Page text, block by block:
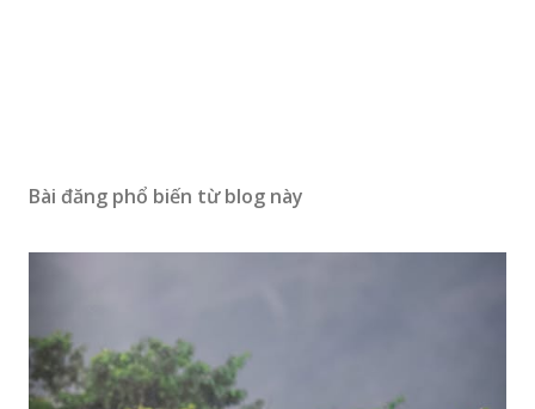
Bài đăng phổ biến từ blog này